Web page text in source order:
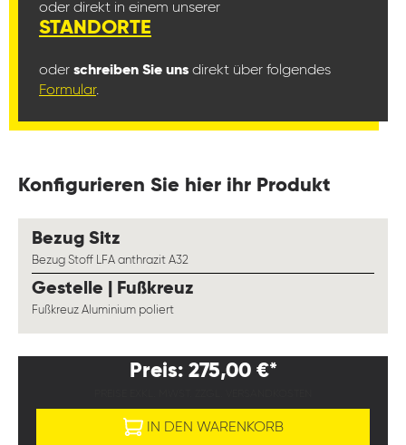
oder direkt in einem unserer
STANDORTE
oder schreiben Sie uns direkt über folgendes
Formular.
Konfigurieren Sie hier ihr Produkt
Bezug Sitz
Bezug Stoff LFA anthrazit A32
Gestelle | Fußkreuz
Fußkreuz Aluminium poliert
Preis: 275,00 €*
IN DEN WARENKORB